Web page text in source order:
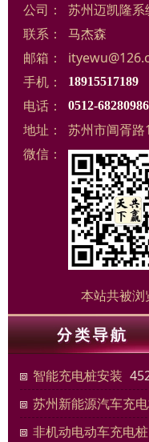
公司：
苏州迈凯隆系
联系：
马杰森
邮箱：
手机：
18915517189
电话： 0512-68280986
地址：
苏州市阊胥
微信：
本站共被浏
智能充电桩安装
苏州新能源汽车充
非机动电动车充电桩